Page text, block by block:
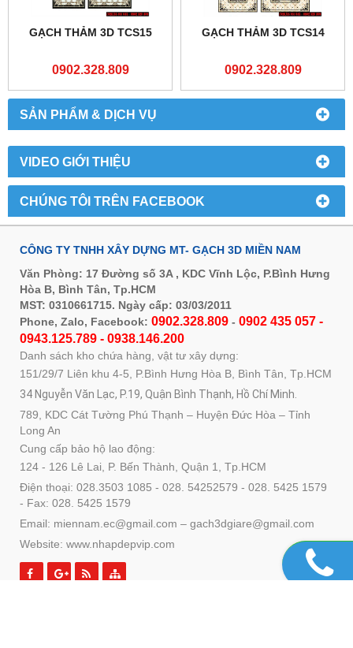
SẢN PHẨM & DỊCH VỤ
VIDEO GIỚI THIỆU
CHÚNG TÔI TRÊN FACEBOOK
GẠCH THẢM 3D TCS15
0902.328.809
GẠCH THẢM 3D TCS14
0902.328.809
CÔNG TY TNHH XÂY DỰNG MT- GẠCH 3D MIỀN NAM
Văn Phòng: 17 Đường số 3A , KDC Vĩnh Lộc, P.Bình Hưng
Hòa B, Bình Tân, Tp.HCM
MST: 0310661715. Ngày cấp: 03/03/2011
Phone, Zalo, Facebook: 0902.328.809 - 0902 435 057 -
0943.125.789 - 0938.146.200
Danh sách kho chứa hàng, vật tư xây dựng:
151/29/7 Liên khu 4-5, P.Bình Hưng Hòa B, Bình Tân, Tp.HCM
34 Nguyễn Văn Lạc, P.19, Quận Bình Thạnh, Hồ Chí Minh.
789, KDC Cát Tường Phú Thạnh – Huyện Đức Hòa – Tỉnh
Long An
Cung cấp bảo hộ lao động:
124 - 126 Lê Lai, P. Bến Thành, Quận 1, Tp.HCM
Điện thoại: 028.3503 1085 - 028. 54252579 - 028. 5425 1579
- Fax: 028. 5425 1579
Email: miennam.ec@gmail.com – gach3dgiare@gmail.com
Website: www.nhapdepvip.com